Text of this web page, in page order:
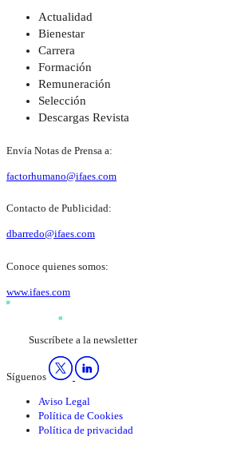
Actualidad
Bienestar
Carrera
Formación
Remuneración
Selección
Descargas Revista
Envía Notas de Prensa a:
factorhumano@ifaes.com
Contacto de Publicidad:
dbarredo@ifaes.com
Conoce quienes somos:
www.ifaes.com
Suscríbete a la newsletter
Síguenos
Aviso Legal
Política de Cookies
Política de privacidad